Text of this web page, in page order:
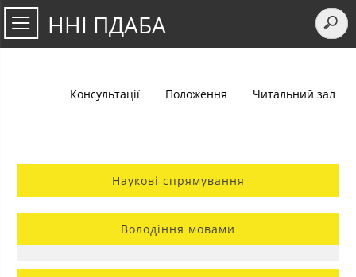
ННІ ПДАБА
Консультації Положення Читальний зал
Наукові спрямування
Володіння мовами